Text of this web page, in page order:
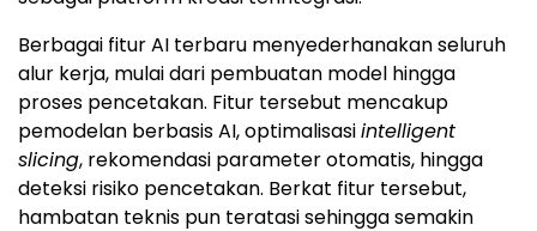
Berbagai fitur AI terbaru menyederhanakan seluruh
alur kerja, mulai dari pembuatan model hingga
proses pencetakan. Fitur tersebut mencakup
pemodelan berbasis AI, optimalisasiintelligent
slicing, rekomendasi parameter otomatis, hingga
deteksi risiko pencetakan. Berkat fitur tersebut,
hambatan teknis pun teratasi sehingga semakin